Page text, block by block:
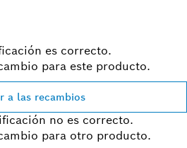
es correcto.
para este producto.
a las recambios
no es correcto.
para otro producto.